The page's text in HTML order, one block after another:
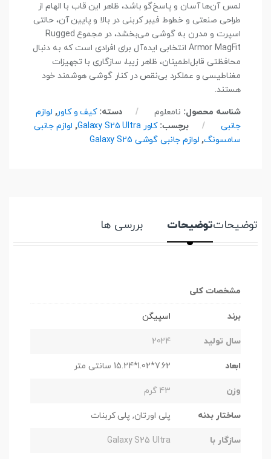
لمس آن‌ها آسان و پاسخ‌گو باشد، ظاهر این قاب با الهام از
طراحی صنعتی و خطوط فیبر کربنی در بالا و پایین آن، حالتی
اسپرت و مدرن به گوشی می‌بخشد، در مجموع Rugged
Armor MagFit انتخابی ایده‌آل برای افرادی است که به دنبال
محافظتی قابل‌اطمینان، ظاهر زیبا، سازگاری با تجهیزات
مغناطیسی و عملکرد بی‌نقص در کنار گوشی هوشمند خود
هستند.
شناسه محصول: نامعلوم دسته:کیف و کاور, لوازم
جانبی
برچسب:کاور Galaxy S25 Ultra , لوازم جانبی
سامسونگ, لوازم جانبی گوشی Galaxy S25
توضیحاتتوضیحات بررسی ها
مشخصات کلی
برند اسپیگن
سال تولید 2024
ابعاد 7.62*1.02*15.24 سانتی متر
وزن 43 گرم
ساختار بدنه پلی اورتان, پلی کربنات
سازگار با Galaxy S25 Ultra